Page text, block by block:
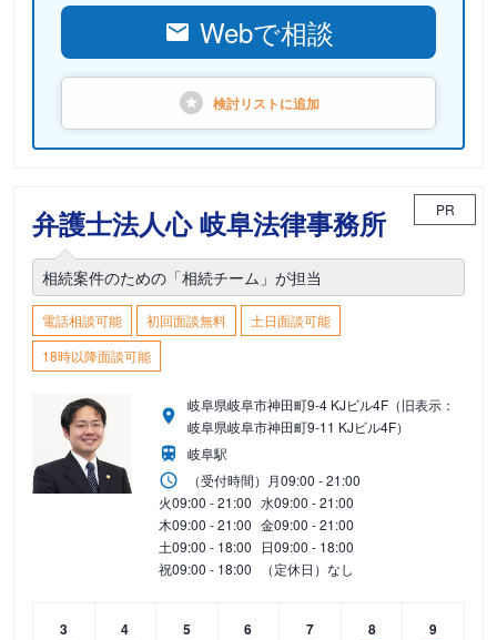
Webで相談
検討リストに追加
弁護士法人心 岐阜法律事務所 PR
相続案件のための「相続チーム」が担当
電話相談可能 初回面談無料
土日面談可能
18時以降面談可能
岐阜県岐阜市神田町9-4 KJビル4F（旧表示：
岐阜県岐阜市神田町9-11 KJビル4F）
岐阜駅
（受付時間） 月09:00 - 21:00
火09:00 - 21:00 水09:00 - 21:00
木09:00 - 21:00 金09:00 - 21:00
土09:00 - 18:00 日09:00 - 18:00
祝09:00 - 18:00 （定休日）なし
3
4
5
6
7
8
9